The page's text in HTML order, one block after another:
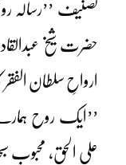
تصنیف ’’رسالہ
حضرت شیخ
ارواحِ سلطان الفقر
’’ایک روح
علی الحق، محبوبِ